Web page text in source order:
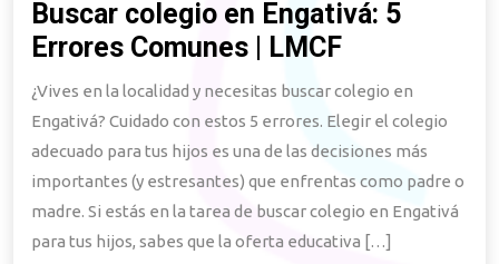
Buscar colegio en Engativá: 5
Errores Comunes | LMCFBuscar
colegio
en
Engativá:
5
Errores
Comunes
¿Vives en la localidad y necesitas buscar colegio en
Engativá? Cuidado con estos 5 errores. Elegir el colegio
adecuado para tus hijos es una de las decisiones más
importantes (y estresantes) que enfrentas como padre o
madre. Si estás en la tarea de buscar colegio en Engativá
para tus hijos, sabes que la oferta educativa […]